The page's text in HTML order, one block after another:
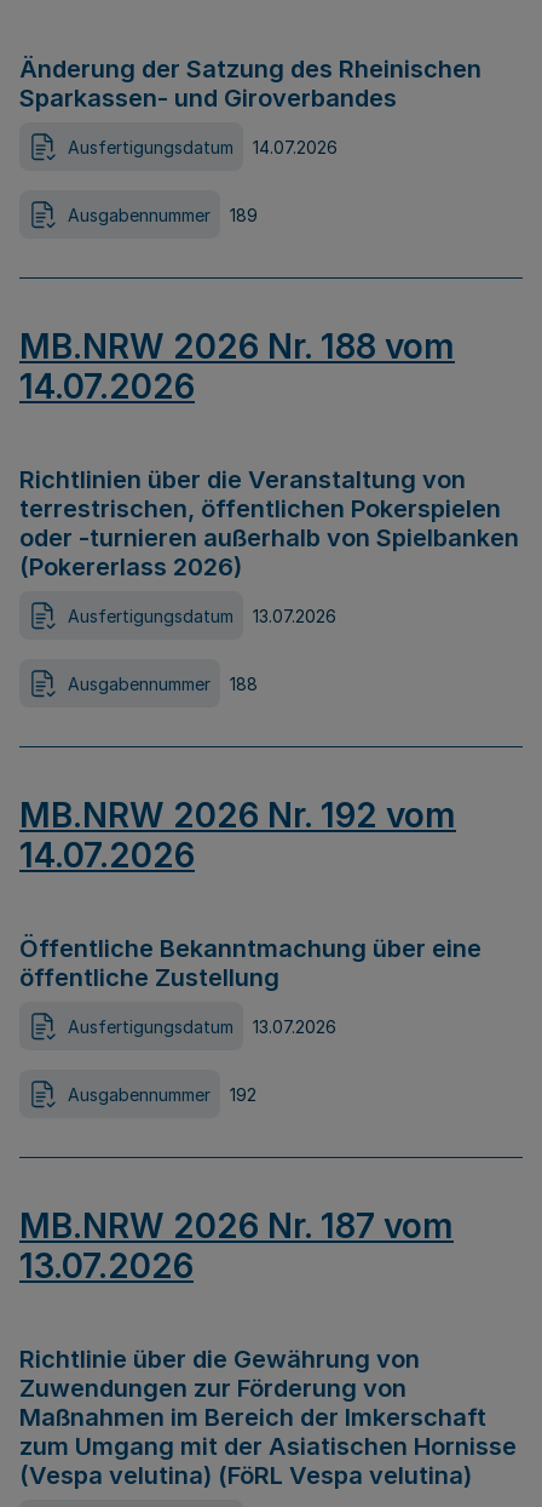
Änderung der Satzung des Rheinischen
Sparkassen- und Giroverbandes
Ausfertigungsdatum 14.07.2026
Ausgabennummer 189
MB.NRW 2026 Nr. 188 vom
14.07.2026
Richtlinien über die Veranstaltung von
terrestrischen, öffentlichen Pokerspielen
oder -turnieren außerhalb von Spielbanken
(Pokererlass 2026)
Ausfertigungsdatum 13.07.2026
Ausgabennummer 188
MB.NRW 2026 Nr. 192 vom
14.07.2026
Öffentliche Bekanntmachung über eine
öffentliche Zustellung
Ausfertigungsdatum 13.07.2026
Ausgabennummer 192
MB.NRW 2026 Nr. 187 vom
13.07.2026
Richtlinie über die Gewährung von
Zuwendungen zur Förderung von
Maßnahmen im Bereich der Imkerschaft
zum Umgang mit der Asiatischen Hornisse
(Vespa velutina) (FöRL Vespa velutina)